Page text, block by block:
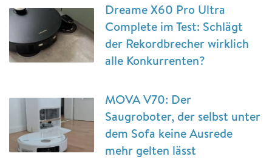
Dreame X60 Pro Ultra
Complete im Test: Schlägt
der Rekordbrecher wirklich
alle Konkurrenten?
MOVA V70: Der
Saugroboter, der selbst unter
dem Sofa keine Ausrede
mehr gelten lässt